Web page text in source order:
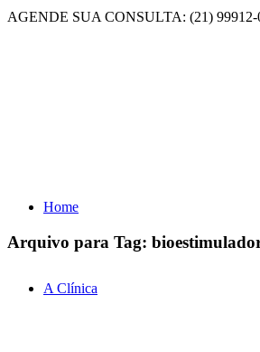
AGENDE SUA CONSULTA: (21) 99912-
Home
A Clínica
Arquivo para Tag: